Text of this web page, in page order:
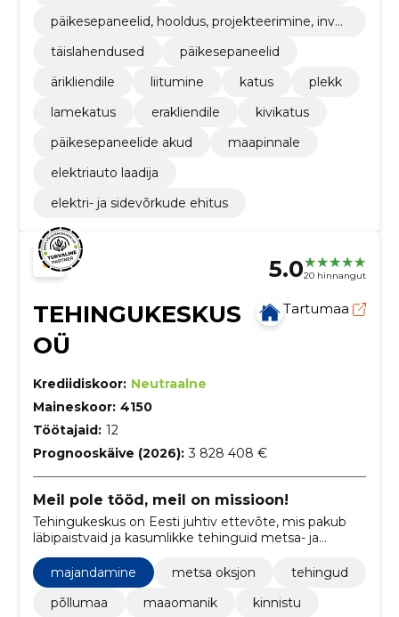
päikesepaneelid, hooldus, projekteerimine, inver
täislahendused
päikesepaneelid
ärikliendile
liitumine katus
plekk
lamekatus
erakliendile
kivikatus
päikesepaneelide akud
maapinnale
elektriauto laadija
elektri- ja sidevõrkude ehitus
5.020 hinnangut
TEHINGUKESKUS
OÜ
Tartumaa
Krediidiskoor: Neutraalne
Maineskoor: 4150
Töötajaid: 12
Prognooskäive (2026): 3 828 408 €
Meil pole tööd, meil on missioon!
Tehingukeskus on Eesti juhtiv ettevõte, mis pakub
läbipaistvaid ja kasumlikke tehinguid metsa- ja
põllumaadega, hõlmates enampakkumisi, maa
müüki, ostu ning raieõiguse tehinguid.
majandamine metsa oksjon
tehingud
põllumaa
maaomanik kinnistu